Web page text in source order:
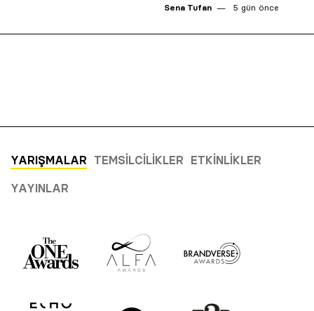
Sena Tufan 5 gün önce
YARIŞMALAR TEMSILCILIKLER ETKINLIKLER
YAYINLAR